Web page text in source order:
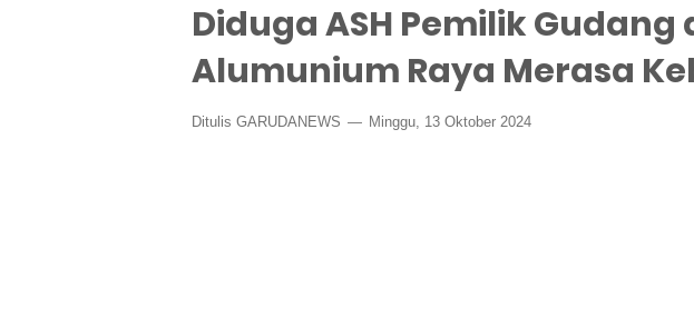
Diduga ASH Pemilik Gudang
Alumunium Raya Merasa
Ditulis GARUDANEWS Minggu, 13 Oktober 2024